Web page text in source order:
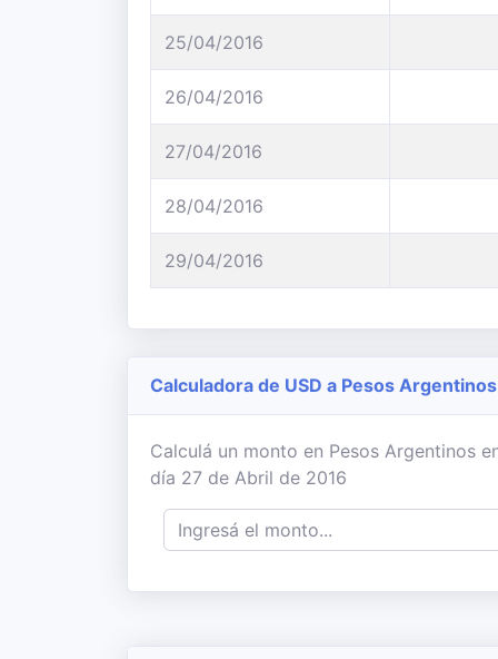
25/04/2016
26/04/2016
27/04/2016
28/04/2016
29/04/2016
Calculadora de USD a Pesos Argentinos
Calculá un monto en Pesos Argentinos
día 27 de Abril de 2016